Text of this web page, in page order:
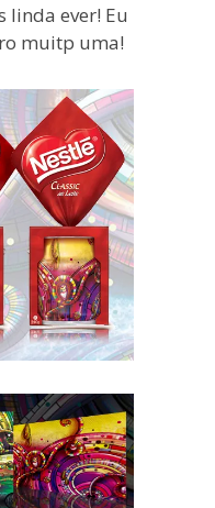
linda ever! Eu
muitp uma!